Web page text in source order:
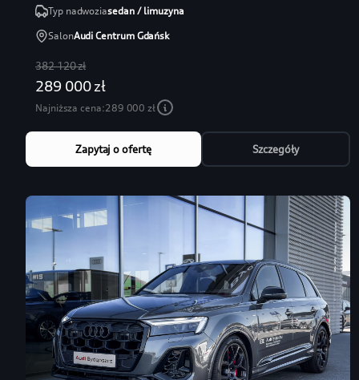
Typ nadwoziasedan / limuzyna
SalonAudi Centrum Gdańsk
382 120 zł
289 000 zł
Najniższa cena:289 000 zł
Zapytaj o ofertę Szczegóły